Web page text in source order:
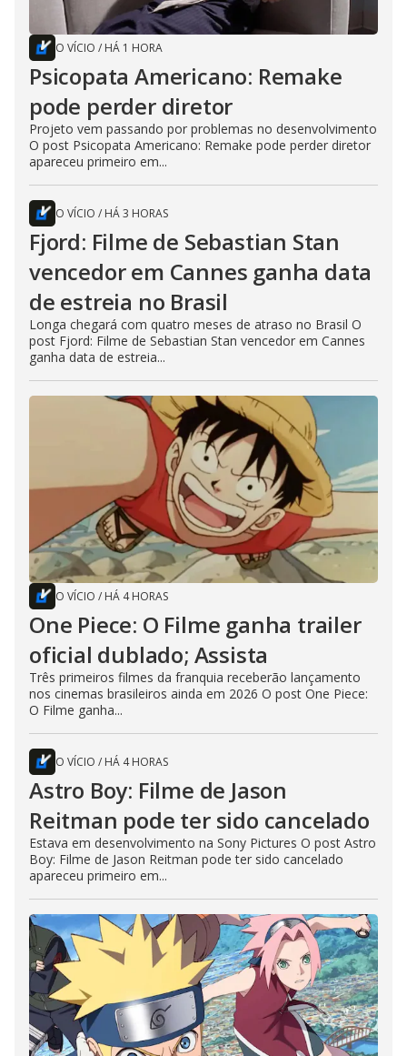
O VÍCIO / HÁ 1 HORA
Psicopata Americano: Remake
pode perder diretor
Projeto vem passando por problemas no desenvolvimento
O post Psicopata Americano: Remake pode perder diretor
apareceu primeiro em...
O VÍCIO / HÁ 3 HORAS
Fjord: Filme de Sebastian Stan
vencedor em Cannes ganha data
de estreia no Brasil
Longa chegará com quatro meses de atraso no Brasil O
post Fjord: Filme de Sebastian Stan vencedor em Cannes
ganha data de estreia...
O VÍCIO / HÁ 4 HORAS
One Piece: O Filme ganha trailer
oficial dublado; Assista
Três primeiros filmes da franquia receberão lançamento
nos cinemas brasileiros ainda em 2026 O post One Piece:
O Filme ganha...
O VÍCIO / HÁ 4 HORAS
Astro Boy: Filme de Jason
Reitman pode ter sido cancelado
Estava em desenvolvimento na Sony Pictures O post Astro
Boy: Filme de Jason Reitman pode ter sido cancelado
apareceu primeiro em...